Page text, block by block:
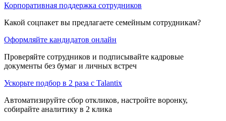
Корпоративная поддержка сотрудников
Какой соцпакет вы предлагаете семейным сотрудникам?
Оформляйте кандидатов онлайн
Проверяйте сотрудников и подписывайте кадровые
документы без бумаг и личных встреч
Ускорьте подбор в 2 раза с Talantix
Автоматизируйте сбор откликов, настройте воронку,
собирайте аналитику в 2 клика